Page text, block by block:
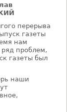
перерыва
газеты
нам
проблем,
газеты был
наши